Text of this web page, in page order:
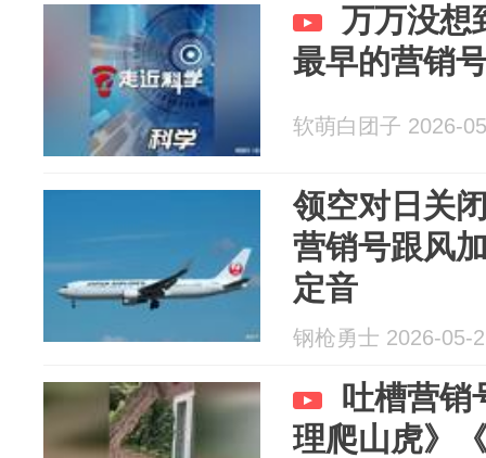
万万没想
最早的营销
软萌白团子 2026-
领空对日关
营销号跟风
定音
钢枪勇士 2026-05-
吐槽营
理爬山虎》